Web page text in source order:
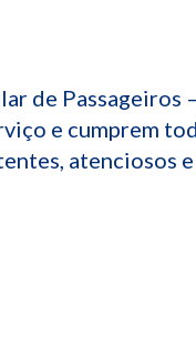
de Passageiros
e cumprem
atenciosos